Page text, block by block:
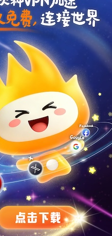
反对
反对[0]
旋风加速器
八戒看书
vp加速器官网
快连pvn加速器
苹果加速器
网
极光加速器